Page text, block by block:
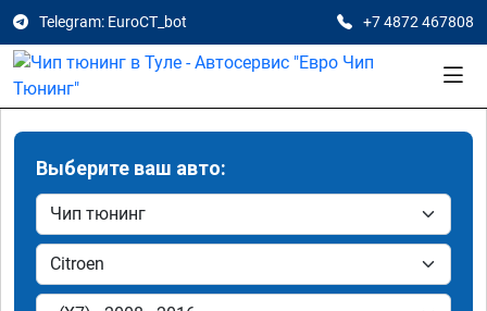
Telegram: EuroCT_bot +7 4872 467808
Выберите ваш авто: